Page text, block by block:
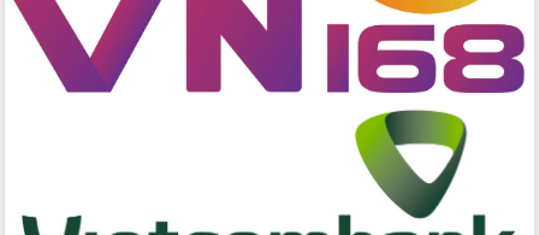
Đắk Lắk đẩy mạnh nuôi biển công
nghệ, hướng tới phát triển thủy sản
bền vững
Tập huấn nâng cao năng lực triển khai
2026